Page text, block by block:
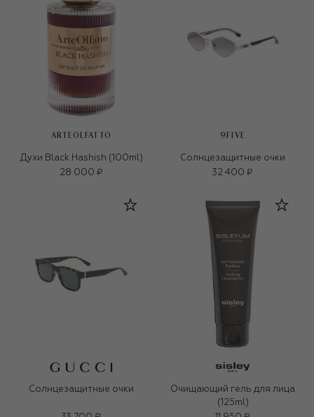
ARTEOLFATTO
Духи Black Hashish (100ml)
28 000 ₽
9FIVE
Солнцезащитные очки
32 400 ₽
Солнцезащитные очки
Очищающий гель для лица
(125ml)